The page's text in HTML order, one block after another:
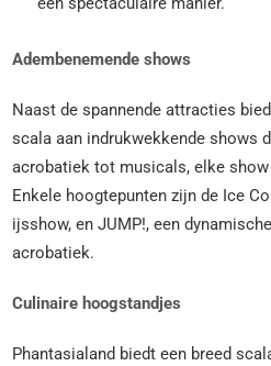
Adembenemende shows
Naast de spannende attracties
scala aan indrukwekkende shows
acrobatiek tot musicals, elke
Enkele hoogtepunten zijn de Ice
ijsshow, en JUMP!, een
acrobatiek.
Culinaire hoogstandjes
Phantasialand biedt een breed